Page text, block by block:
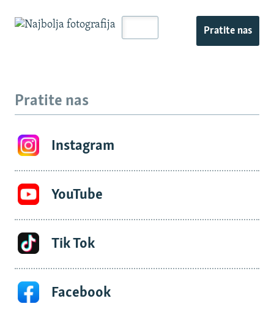
Pratite nas
Pratite nas
Instagram
YouTube
Tik Tok
Facebook